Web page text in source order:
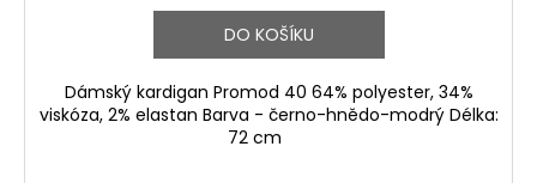
DO KOŠÍKU
Dámský kardigan Promod 40 64% polyester, 34%
viskóza, 2% elastan Barva - černo-hnědo-modrý Délka:
72 cm